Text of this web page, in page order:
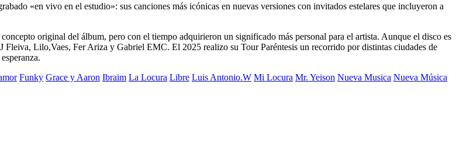
«en vivo en el estudio»: sus canciones más icónicas en nuevas versiones con invitados estelares que incluyeron a
original del álbum, pero con el tiempo adquirieron un significado más personal para el artista. Aunque el disco es
Lilo,Vaes, Fer Ariza y Gabriel EMC. El 2025 realizo su Tour Paréntesis un recorrido por distintas ciudades de
Funky Grace y Aaron Ibraim La Locura Libre Luis Antonio.W Mi Locura Mr. Yeison Nueva Musica Nueva Música